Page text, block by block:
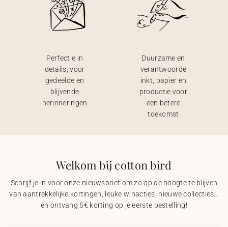
Perfectie in
details, voor
gedeelde en
blijvende
herinneringen
Duurzame en
verantwoorde
inkt, papier en
productie voor
een betere
toekomst
Welkom bij cotton bird
Schrijf je in voor onze nieuwsbrief om zo op de hoogte te blijven
van aantrekkelijke kortingen, leuke winacties, nieuwe collecties…
en ontvang 5€ korting op je eerste bestelling!